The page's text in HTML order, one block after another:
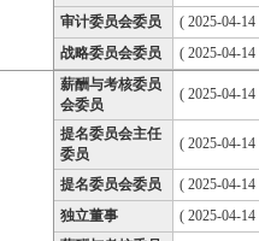
审计委员会委员
( 2025-04-
战略委员会委员
( 2025-04-
薪酬与考核委员
会委员
( 2025-04-
提名委员会主任
委员
( 2025-04-
提名委员会委员
( 2025-04-
独立董事
( 2025-04-